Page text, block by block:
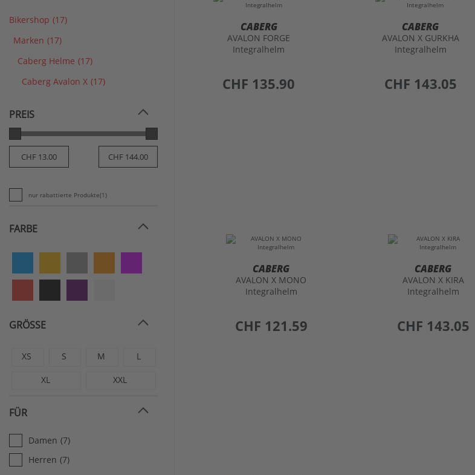
CABERG
AVALON FORGE
Integralhelm
preis
CHF 135.90
CABERG
AVALON X GURKHA
Integralhelm
preis
CHF 143.05
CABERG
AVALON X MONO
Integralhelm
preis
CHF 121.59
CABERG
AVALON X KIRA
Integralhelm
preis
CHF 143.05
Bikershop (17)
Marken (17)
Caberg Helme (17)
Caberg Avalon X (17)
PREIS
nur rabattierte Produkte(1)
FARBE
GRÖSSE
XS S M L
XL XXL
FÜR
Damen (7)
Herren (7)